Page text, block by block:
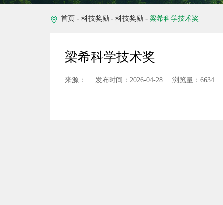
首页 - 科技奖励 - 科技奖励 - 梁希科学技术奖
梁希科学技术奖
来源： 发布时间：2026-04-28 浏览量：6634